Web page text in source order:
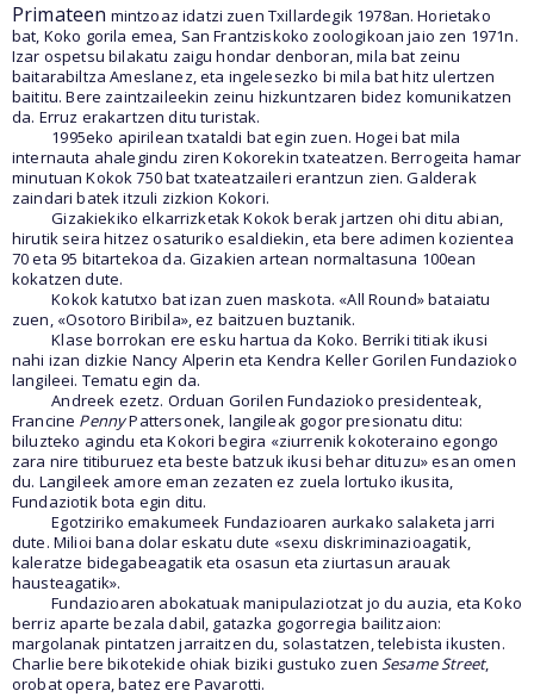
Primateen mintzoaz idatzi zuen Txillardegik 1978an. Horietako
bat, Koko gorila emea, San Frantziskoko zoologikoan jaio zen 1971n.
Izar ospetsu bilakatu zaigu hondar denboran, mila bat zeinu
baitarabiltza Ameslanez, eta ingelesezko bi mila bat hitz ulertzen
baititu. Bere zaintzaileekin zeinu hizkuntzaren bidez komunikatzen
da. Erruz erakartzen ditu turistak.
1995eko apirilean txataldi bat egin zuen. Hogei bat mila
internauta ahalegindu ziren Kokorekin txateatzen. Berrogeita hamar
minutuan Kokok 750 bat txateatzaileri erantzun zien. Galderak
zaindari batek itzuli zizkion Kokori.
Gizakiekiko elkarrizketak Kokok berak jartzen ohi ditu abian,
hirutik seira hitzez osaturiko esaldiekin, eta bere adimen kozientea
70 eta 95 bitartekoa da. Gizakien artean normaltasuna 100ean
kokatzen dute.
Kokok katutxo bat izan zuen maskota. «All Round» bataiatu
zuen, «Osotoro Biribila», ez baitzuen buztanik.
Klase borrokan ere esku hartua da Koko. Berriki titiak ikusi
nahi izan dizkie Nancy Alperin eta Kendra Keller Gorilen Fundazioko
langileei. Tematu egin da.
Andreek ezetz. Orduan Gorilen Fundazioko presidenteak,
Francine PennyPattersonek, langileak gogor presionatu ditu:
biluzteko agindu eta Kokori begira «ziurrenik kokoteraino egongo
zara nire titiburuez eta beste batzuk ikusi behar dituzu» esan omen
du. Langileek amore eman zezaten ez zuela lortuko ikusita,
Fundaziotik bota egin ditu.
Egotziriko emakumeek Fundazioaren aurkako salaketa jarri
dute. Milioi bana dolar eskatu dute «sexu diskriminazioagatik,
kaleratze bidegabeagatik eta osasun eta ziurtasun arauak
hausteagatik».
Fundazioaren abokatuak manipulaziotzat jo du auzia, eta Koko
berriz aparte bezala dabil, gatazka gogorregia bailitzaion:
margolanak pintatzen jarraitzen du, solastatzen, telebista ikusten.
Charlie bere bikotekide ohiak biziki gustuko zuenSesame Street,
orobat opera, batez ere Pavarotti.